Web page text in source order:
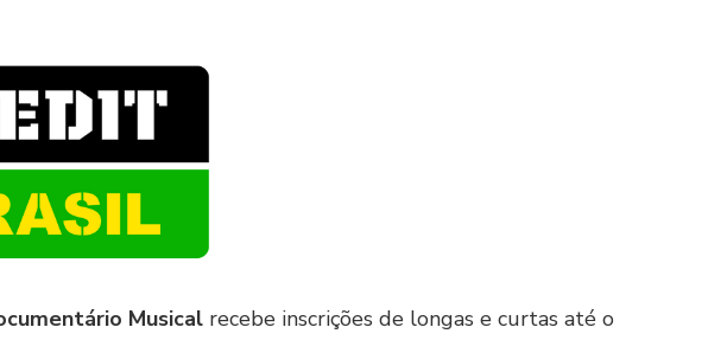
Musical recebe inscrições de longas e curtas até o